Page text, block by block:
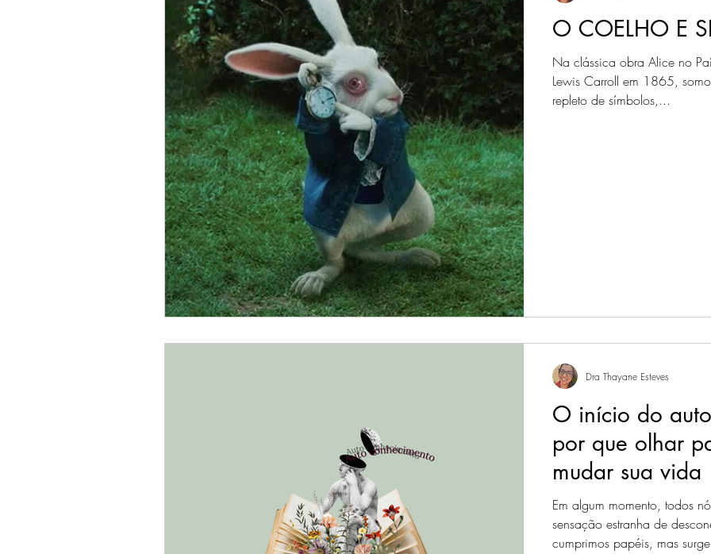
O COELHO E
Na clássica obra Alice no
Lewis Carroll em 1865,
repleto de símbolos,...
O início do
por que olhar
mudar sua vida
Em algum momento, todos
sensação estranha de
cumprimos papéis, mas
Dra Thayane Esteves